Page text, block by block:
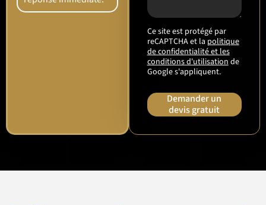
Ce site est protégé par
reCAPTCHA et la politique
de confidentialité et les
conditions d'utilisationde
Google s'appliquent.
Demander un
devis gratuit